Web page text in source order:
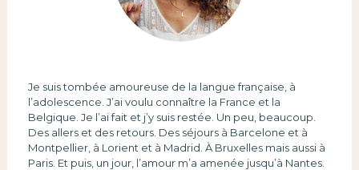
Je suis tombée amoureuse de la langue française, à
l’adolescence. J’ai voulu connaître la France et la
Belgique. Je l’ai fait et j’y suis restée. Un peu, beaucoup.
Des allers et des retours. Des séjours à Barcelone et à
Montpellier, à Lorient et à Madrid. À Bruxelles mais aussi à
Paris. Et puis, un jour, l’amour m’a amenée jusqu’à Nantes.